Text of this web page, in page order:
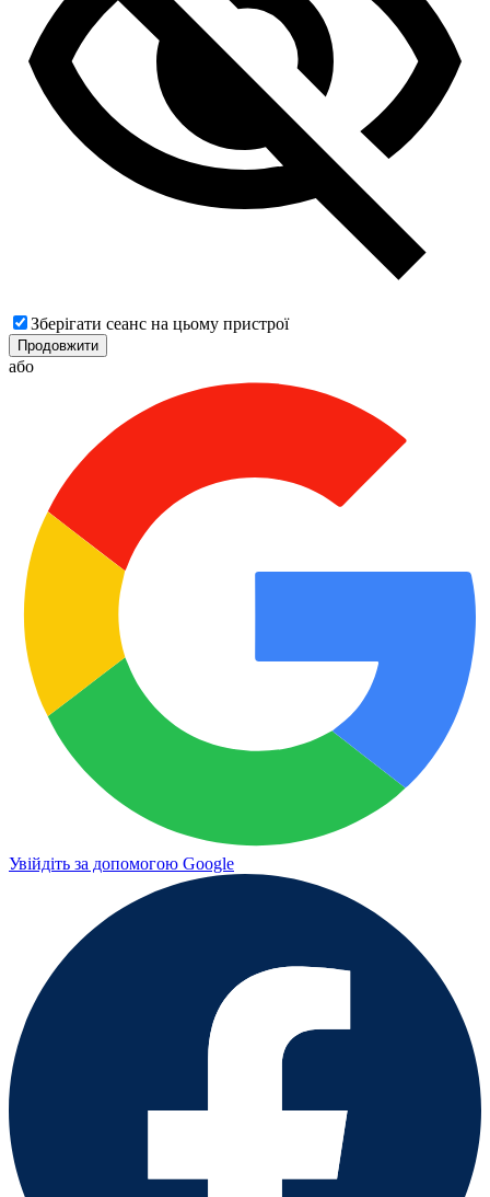
Зберігати сеанс на цьому пристрої
Продовжити
або
Увійдіть за допомогою Google